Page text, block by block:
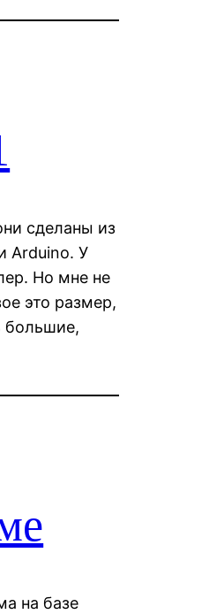
сделаны из
Arduino. У
Но мне не
это размер,
большие,
на базе